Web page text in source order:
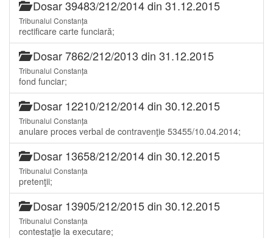
Dosar 39483/212/2014 din 31.12.2015
Tribunalul Constanța
rectificare carte funciară;
Dosar 7862/212/2013 din 31.12.2015
Tribunalul Constanța
fond funciar;
Dosar 12210/212/2014 din 30.12.2015
Tribunalul Constanța
anulare proces verbal de contravenţie 53455/10.04.2014;
Dosar 13658/212/2014 din 30.12.2015
Tribunalul Constanța
pretenţii;
Dosar 13905/212/2015 din 30.12.2015
Tribunalul Constanța
contestaţie la executare;